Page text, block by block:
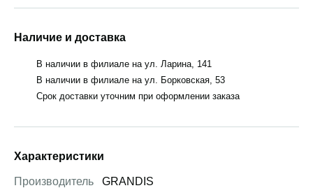
Наличие и доставка
В наличии в филиале на ул. Ларина, 141
В наличии в филиале на ул. Борковская, 53
Срок доставки уточним при оформлении заказа
Характеристики
Производитель
GRANDIS